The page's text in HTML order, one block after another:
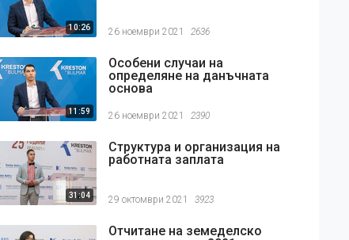
10:26 26 ноември 2021 2636
11:59
Особени случаи на
определяне на данъчната
основа
26 ноември 2021 2390
31:04
Структура и организация на
работната заплата
29 октомври 2021 3923
Отчитане на земеделско